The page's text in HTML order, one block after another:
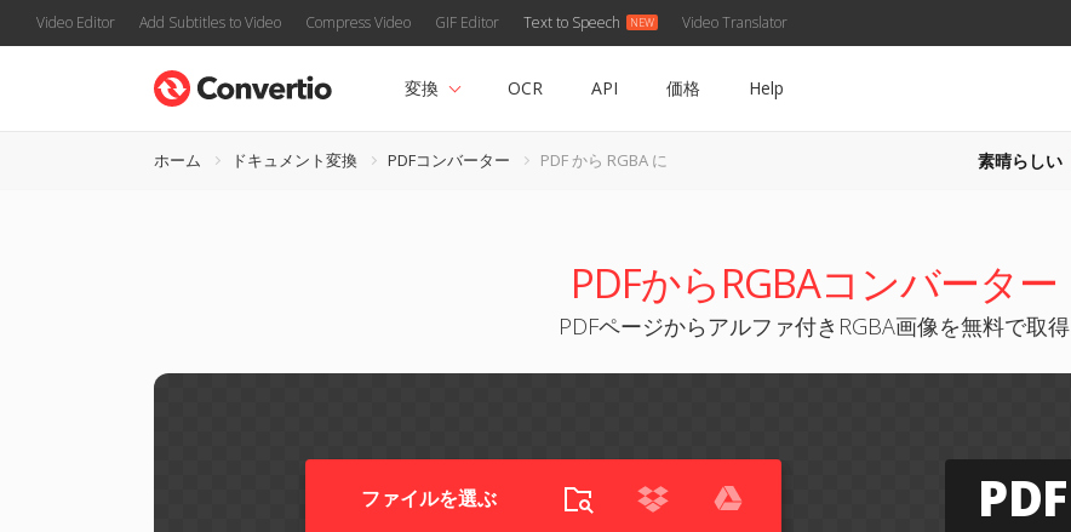
Video Editor Add Subtitles to Video Compress Video GIF Editor Text to Speech Video Translator
変換 OCR API 価格 Help
ホーム ドキュメント変換 PDFコンバーター PDF から RGBA に 素晴らしい
PDFからRGBAコンバーター
PDFページからアルファ付きRGBA画像を無料で取得
ファイルを選ぶ PDF